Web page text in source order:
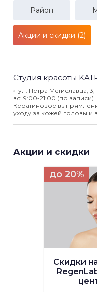
Район
Акции и скидки (2)
Студия красоты
ул. Петра Мстиславца, 3,
вс: 9:00-21:00 (по записи)
Кератиновое
уходу за кожей головы и
Акции и скидки
до 20%
Скидки